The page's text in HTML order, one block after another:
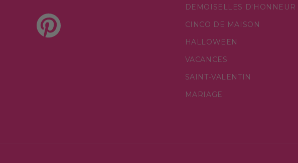
Pinterest
DEMOISELLES D'HONNEUR
CINCO DE MAISON
HALLOWEEN
VACANCES
SAINT-VALENTIN
MARIAGE